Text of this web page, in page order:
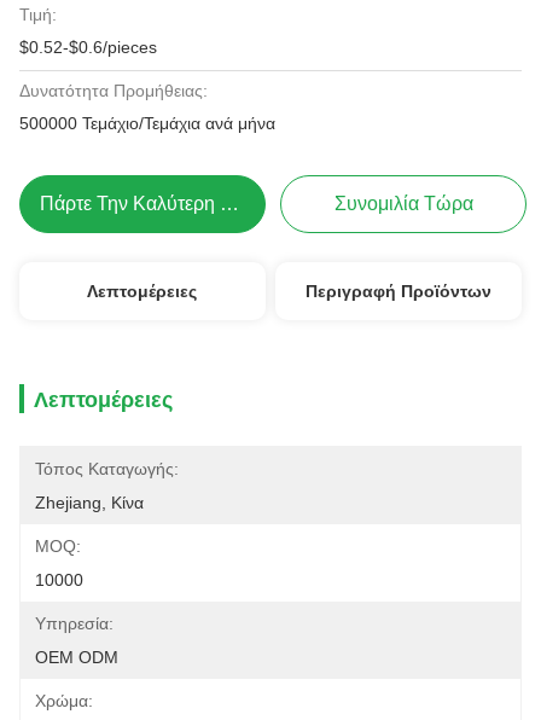
Τιμή:
$0.52-$0.6/pieces
Δυνατότητα Προμήθειας:
500000 Τεμάχιο/Τεμάχια ανά μήνα
Πάρτε Την Καλύτερη Τιμή Συνομιλία Τώρα
Λεπτομέρειες Περιγραφή Προϊόντων
Λεπτομέρειες
Τόπος Καταγωγής:
Zhejiang, Κίνα
MOQ:
10000
Υπηρεσία:
OEM ODM
Χρώμα: